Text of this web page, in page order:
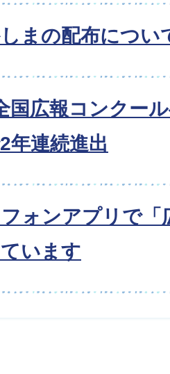
まの配布につい
国広報コンクー
年連続進出
ォンアプリで「
います